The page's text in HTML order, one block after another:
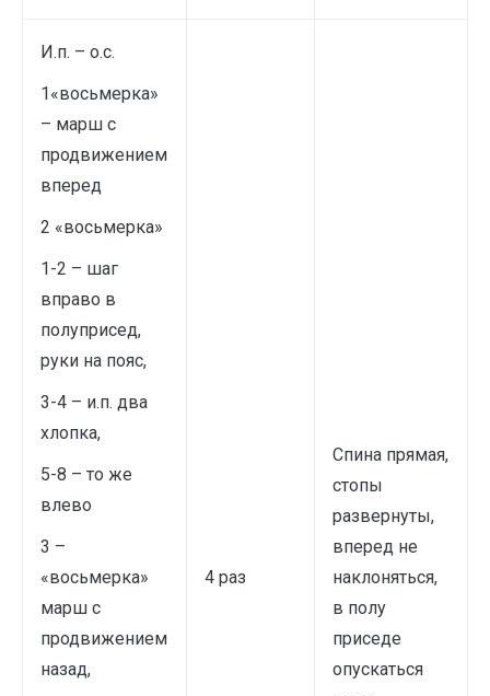
И.п. – о.с.
1«восьмерка»
– марш с
продвижением
вперед
2 «восьмерка»
1-2 – шаг
вправо в
полуприсед,
руки на пояс,
3-4 – и.п. два
хлопка,
5-8 – то же
влево
3 –
«восьмерка»
марш с
продвижением
назад,
4 раз
Спина прямая,
стопы
развернуты,
вперед не
наклоняться,
в полу
приседе
опускаться